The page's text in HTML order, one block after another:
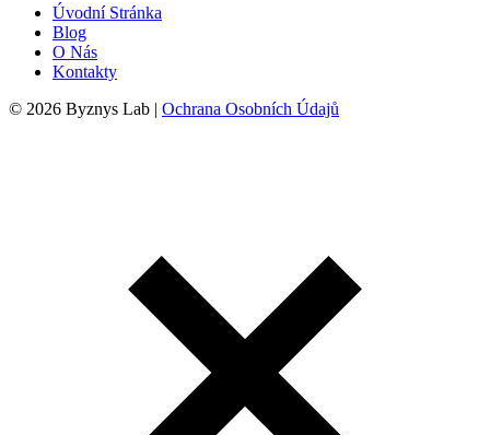
Úvodní Stránka
Blog
O Nás
Kontakty
© 2026 Byznys Lab | Ochrana Osobních Údajů